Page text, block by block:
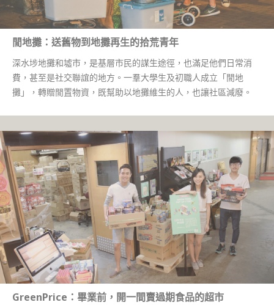
閒地攤：送舊物到地攤再生的拾荒青年
深水埗地攤和墟市，是基層市民的謀生途徑，也滿足他們日常消
費，甚至是社交聯誼的地方。一羣大學生及初職人成立「閒地
攤」，轉贈閒置物資，既幫助以地攤維生的人，也讓社區減廢。
GreenPrice：畢業前，開一間賣過期食品的超市